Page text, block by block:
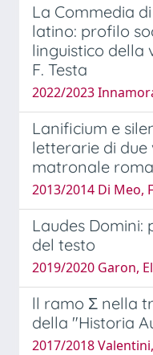
La Commedia
latino: profilo
linguistico della
F. Testa
2022/2023
Lanificium e
letterarie di
matronale
2013/2014 Di Meo,
Laudes Domini:
del testo
2019/2020 Garon,
ll ramo Σ nella
della "Historia
2017/2018